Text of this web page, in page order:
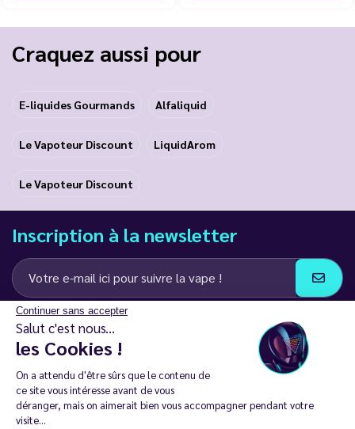
Continuer sans accepter
Salut c'est nous...
les Cookies !
On a attendu d'être sûrs que le contenu de
ce site vous intéresse avant de vous
déranger, mais on aimerait bien vous accompagner pendant votre
visite...
Craquez aussi pour
E-liquides Gourmands Alfaliquid
Le Vapoteur Discount LiquidArom
Le Vapoteur Discount
Inscription à la newsletter
J’accepte de recevoir des communications e-mail et SMS de la part de
LD Groupe
Restez en contact